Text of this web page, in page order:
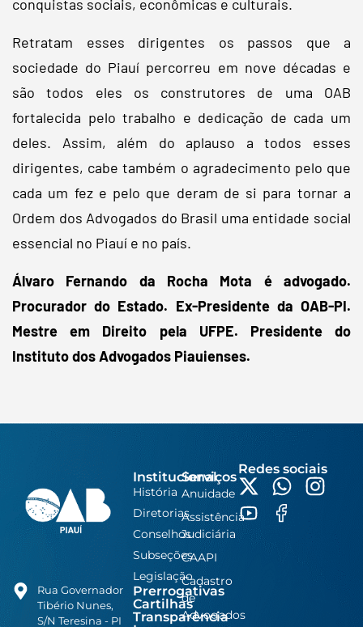
conquistas sociais, econômicas e culturais.
Retratam esses dirigentes os passos que a
sociedade do Piauí percorreu em nove décadas e
são todos eles os construtores de uma OAB
fortalecida pelo trabalho e dedicação de cada um
deles. Assim, além do aplauso a todos esses
dirigentes, cabe também o agradecimento pelo que
cada um fez e pelo que deram de si para tornar a
Ordem dos Advogados do Brasil uma entidade social
essencial no Piauí e no país.
Álvaro Fernando da Rocha Mota é advogado.
Procurador do Estado. Ex-Presidente da OAB-PI.
Mestre em Direito pela UFPE. Presidente do
Instituto dos Advogados Piauienses.
Rua Governador
Tibério Nunes,
S/N Teresina - PI
Institucional
História
Diretorias
Conselhos
Subseções
Legislação
Prerrogativas
Cartilhas
Transparência
Serviços
Anuidade
Assistência
Judiciária
CAAPI
Cadastro
de
Advogados
Redes sociais